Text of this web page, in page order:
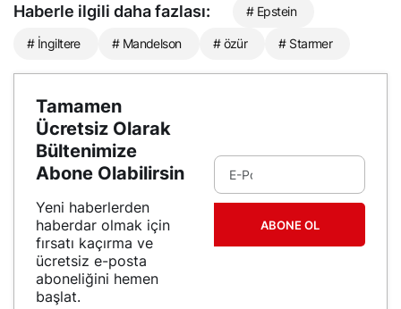
Haberle ilgili daha fazlası: # Epstein
# İngiltere # Mandelson # özür # Starmer
Tamamen
Ücretsiz Olarak
Bültenimize
Abone Olabilirsin
Yeni haberlerden
haberdar olmak için
fırsatı kaçırma ve
ücretsiz e-posta
aboneliğini hemen
başlat.
ABONE OL